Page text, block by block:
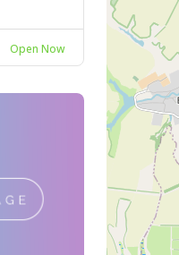
Open Now